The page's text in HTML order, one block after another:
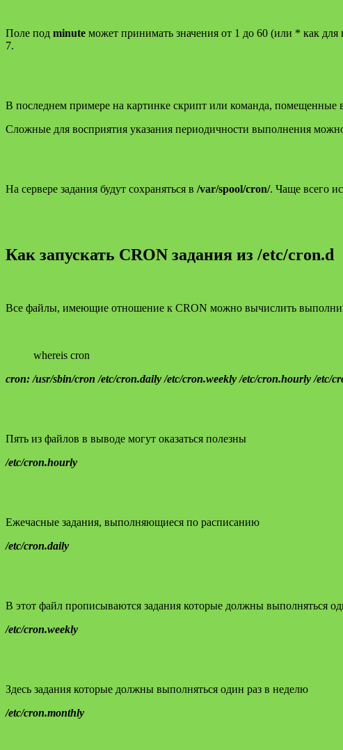
Поле под minute может принимать значения от 1 до 60 (или * как для
7.
В последнем примере на картинке скрипт или команда, помещенные
Сложные для восприятия указания периодичности выполнения
На сервере задания будут сохраняться в /var/spool/cron/. Чаще всего
Как запускать CRON задания из /etc/cron.d
Все файлы, имеющие отношение к CRON можно вычислить
whereis cron
cron: /usr/sbin/cron /etc/cron.daily /etc/cron.weekly /etc/cron.hourly /etc/
Пять из файлов в выводе могут оказаться полезны
/etc/cron.hourly
Ежечасные задания, выполняющиеся по расписанию
/etc/cron.daily
В этот файл прописываются задания которые должны выполняться
/etc/cron.weekly
Здесь задания которые должны выполняться один раз в неделю
/etc/cron.monthly